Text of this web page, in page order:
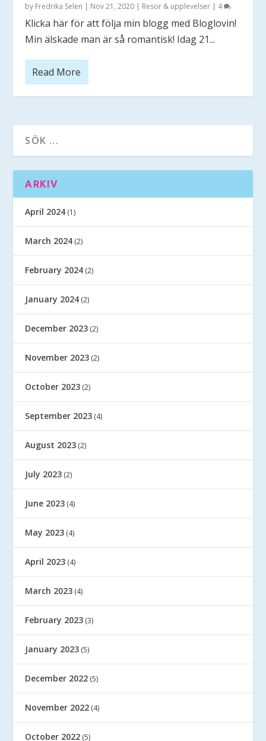
by Fredrika Selen | Nov 21, 2020 | Resor & upplevelser | 4
Klicka här för att följa min blogg med Bloglovin!
Min älskade man är så romantisk! Idag 21...
Read More
ARKIV
April 2024 (1)
March 2024 (2)
February 2024 (2)
January 2024 (2)
December 2023 (2)
November 2023 (2)
October 2023 (2)
September 2023 (4)
August 2023 (2)
July 2023 (2)
June 2023 (4)
May 2023 (4)
April 2023 (4)
March 2023 (4)
February 2023 (3)
January 2023 (5)
December 2022 (5)
November 2022 (4)
October 2022 (5)